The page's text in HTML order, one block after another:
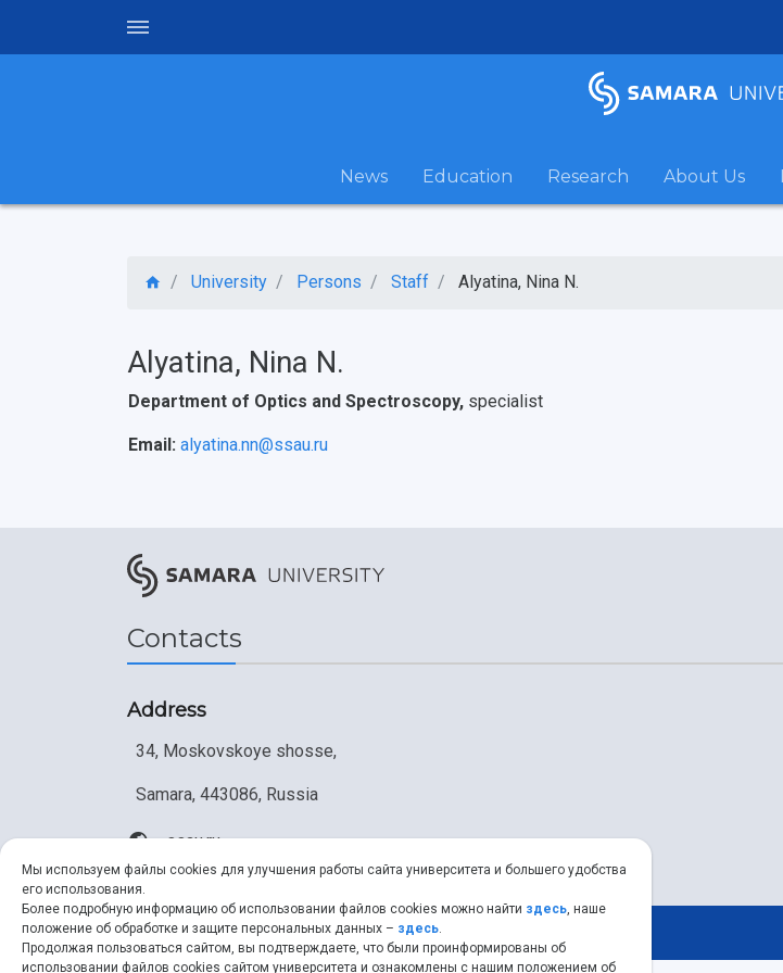
News Education Research About Us
University Persons Staff Alyatina, Nina N.
Alyatina, Nina N.
Department of Optics and Spectroscopy, specialist
Email: alyatina.nn@ssau.ru
Contacts
Address
34, Moskovskoye shosse,
Samara, 443086, Russia
ssau.ru
Мы используем файлы cookies для улучшения работы сайта университета и большего удобства
его использования.
Более подробную информацию об использовании файлов cookies можно найти здесь, наше
положение об обработке и защите персональных данных – здесь.
Продолжая пользоваться сайтом, вы подтверждаете, что были проинформированы об
использовании файлов cookies сайтом университета и ознакомлены с нашим положением об